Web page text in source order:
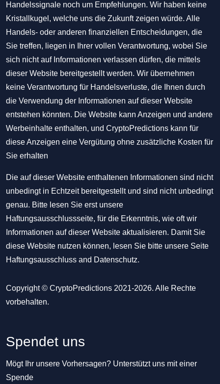
Handelssignale noch um Empfehlungen. Wir haben keine
Kristallkugel, welche uns die Zukunft zeigen würde. Alle
Handels- oder anderen finanziellen Entscheidungen, die
Sie treffen, liegen in Ihrer vollen Verantwortung, wobei Sie
sich nicht auf Informationen verlassen dürfen, die mittels
dieser Website bereitgestellt werden. Wir übernehmen
keine Verantwortung für Handelsverluste, die Ihnen durch
die Verwendung der Informationen auf dieser Website
entstehen könnten. Die Website kann Anzeigen und andere
Werbeinhalte enthalten, und CryptoPredictions kann für
diese Anzeigen eine Vergütung ohne zusätzliche Kosten für
Sie erhalten
Die auf dieser Website enthaltenen Informationen sind nicht
unbedingt in Echtzeit bereitgestellt und sind nicht unbedingt
genau. Bitte lesen Sie erst unsere
Haftungsausschlussseite, für die Erkenntnis, wie oft wir
Informationen auf dieser Website aktualisieren. Damit Sie
diese Website nutzen können, lesen Sie bitte unsere Seite
Haftungsausschluss and Datenschutz.
Copyright © CryptoPredictions 2021-2026. Alle Rechte
vorbehalten.
Spendet uns
Mögt Ihr unsere Vorhersagen? Unterstützt uns mit einer
Spende